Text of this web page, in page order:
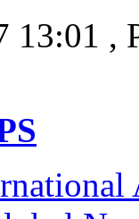
13:01 ,